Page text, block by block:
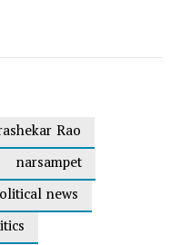
Rao
narsampet
news